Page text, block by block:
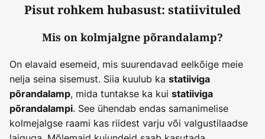
Pisut rohkem hubasust: statiivituled
Mis on kolmjalgne põrandalamp?
On elavaid esemeid, mis suurendavad eelkõige meie
nelja seina sisemust. Siia kuulub ka statiiviga
põrandalamp, mida tuntakse ka kui statiiviga
põrandalampi. See ühendab endas samanimelise
kolmejalgse raami kas riidest varju või valgustilaadse